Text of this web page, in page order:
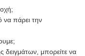
πάρει την
δειγμάτων, μπορείτε να